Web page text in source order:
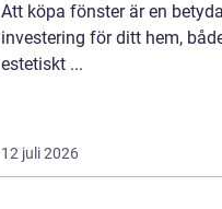
Att köpa fönster är en
investering för ditt hem,
estetiskt ...
12 juli 2026